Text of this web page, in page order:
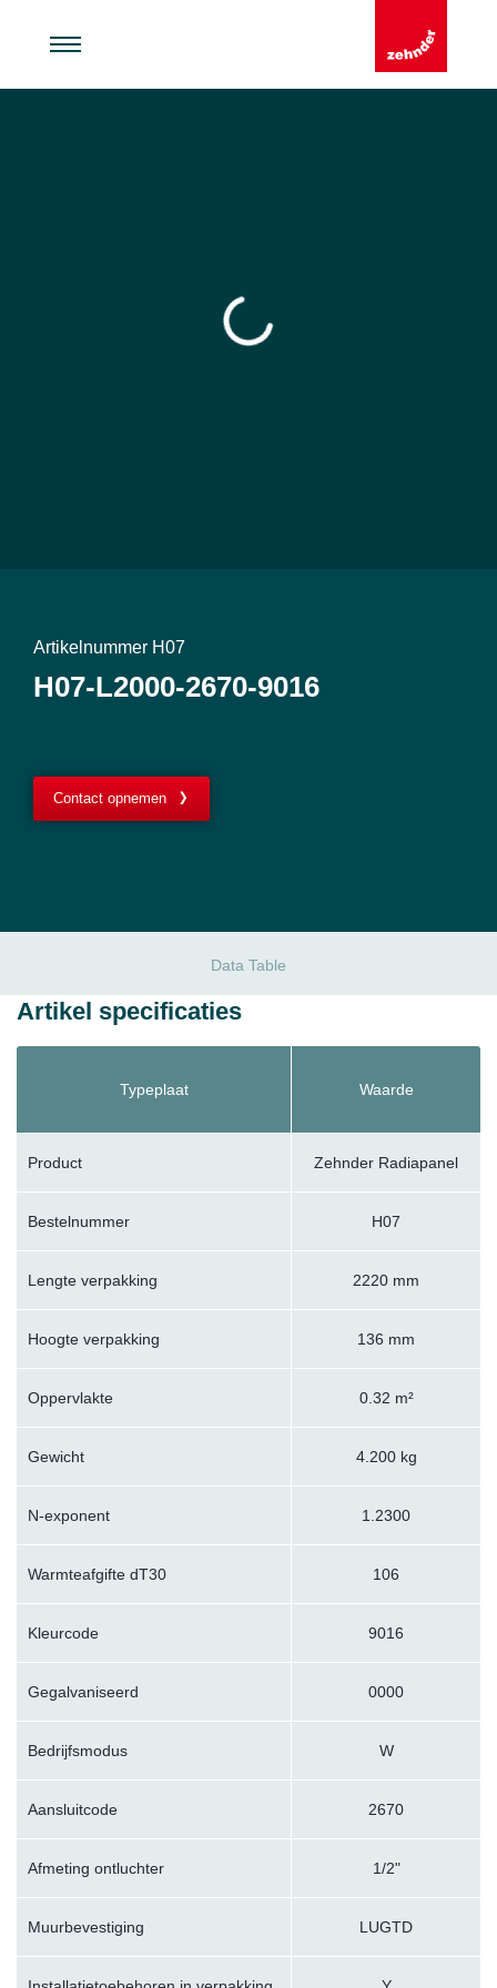
Artikelnummer H07
H07-L2000-2670-9016
Contact opnemen
Data Table
Artikel specificaties
Typeplaat Waarde
Product Zehnder Radiapanel
Bestelnummer H07
Lengte verpakking 2220 mm
Hoogte verpakking 136 mm
Oppervlakte 0.32 m²
Gewicht 4.200 kg
N-exponent 1.2300
Warmteafgifte dT30 106
Kleurcode 9016
Gegalvaniseerd 0000
Bedrijfsmodus W
Aansluitcode 2670
Afmeting ontluchter 1/2"
Muurbevestiging LUGTD